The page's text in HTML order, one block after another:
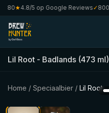
★4.8/5 op Google Reviews✓
Lil Root - Badlands (473 ml)
Home / Speciaalbier / Lil Root